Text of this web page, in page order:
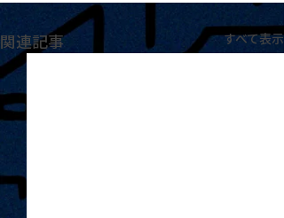
関連記事 すべて表示